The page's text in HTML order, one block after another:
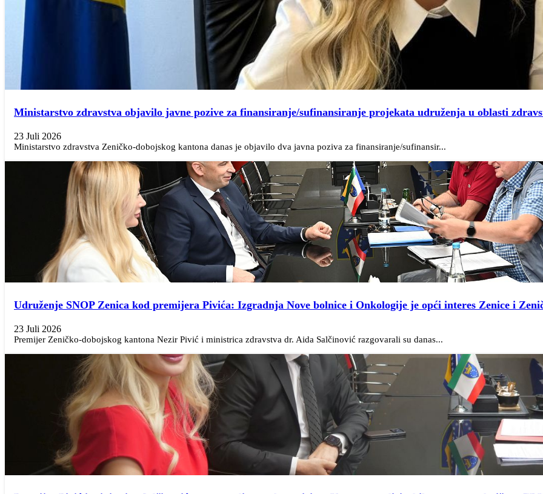
Ministarstvo zdravstva objavilo javne pozive za finansiranje/sufinansiranje projekata udruženja u oblasti
23 Juli 2026
Ministarstvo zdravstva Zeničko-dobojskog kantona danas je objavilo dva javna poziva za finansiranje/sufinansir...
Udruženje SNOP Zenica kod premijera Pivića: Izgradnja Nove bolnice i Onkologije je opći interes Zenice i
23 Juli 2026
Premijer Zeničko-dobojskog kantona Nezir Pivić i ministrica zdravstva dr. Aida Salčinović razgovarali su danas...